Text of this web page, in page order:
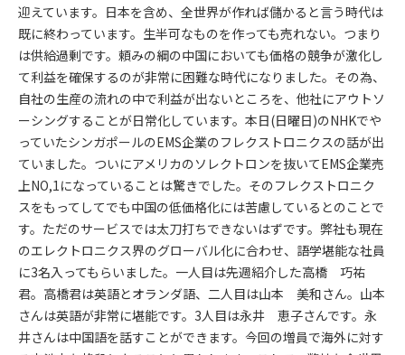
迎えています。日本を含め、全世界が作れば儲かると言う時代は
既に終わっています。生半可なものを作っても売れない。つまり
は供給過剰です。頼みの綱の中国においても価格の競争が激化し
て利益を確保するのが非常に困難な時代になりました。その為、
自社の生産の流れの中で利益が出ないところを、他社にアウトソ
ーシングすることが日常化しています。本日(日曜日)のNHKでや
っていたシンガポールのEMS企業のフレクストロニクスの話が出
ていました。ついにアメリカのソレクトロンを抜いてEMS企業売
上NO,1になっていることは驚きでした。そのフレクストロニク
スをもってしてでも中国の低価格化には苦慮しているとのことで
す。ただのサービスでは太刀打ちできないはずです。弊社も現在
のエレクトロニクス界のグローバル化に合わせ、語学堪能な社員
に3名入ってもらいました。一人目は先週紹介した高橋 巧祐
君。高橋君は英語とオランダ語、二人目は山本 美和さん。山本
さんは英語が非常に堪能です。3人目は永井 恵子さんです。永
井さんは中国語を話すことができます。今回の増員で海外に対す